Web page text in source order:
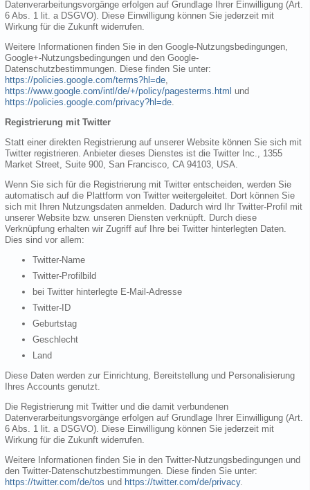
Datenverarbeitungsvorgänge erfolgen auf Grundlage Ihrer Einwilligung (Art.
6 Abs. 1 lit. a DSGVO). Diese Einwilligung können Sie jederzeit mit
Wirkung für die Zukunft widerrufen.
Weitere Informationen finden Sie in den Google-Nutzungsbedingungen,
Google+-Nutzungsbedingungen und den Google-
Datenschutzbestimmungen. Diese finden Sie unter:
https://policies.google.com/terms?hl=de,
https://www.google.com/intl/de/+/policy/pagesterms.html und
https://policies.google.com/privacy?hl=de.
Registrierung mit Twitter
Statt einer direkten Registrierung auf unserer Website können Sie sich mit
Twitter registrieren. Anbieter dieses Dienstes ist die Twitter Inc., 1355
Market Street, Suite 900, San Francisco, CA 94103, USA.
Wenn Sie sich für die Registrierung mit Twitter entscheiden, werden Sie
automatisch auf die Plattform von Twitter weitergeleitet. Dort können Sie
sich mit Ihren Nutzungsdaten anmelden. Dadurch wird Ihr Twitter-Profil mit
unserer Website bzw. unseren Diensten verknüpft. Durch diese
Verknüpfung erhalten wir Zugriff auf Ihre bei Twitter hinterlegten Daten.
Dies sind vor allem:
Twitter-Name
Twitter-Profilbild
bei Twitter hinterlegte E-Mail-Adresse
Twitter-ID
Geburtstag
Geschlecht
Land
Diese Daten werden zur Einrichtung, Bereitstellung und Personalisierung
Ihres Accounts genutzt.
Die Registrierung mit Twitter und die damit verbundenen
Datenverarbeitungsvorgänge erfolgen auf Grundlage Ihrer Einwilligung (Art.
6 Abs. 1 lit. a DSGVO). Diese Einwilligung können Sie jederzeit mit
Wirkung für die Zukunft widerrufen.
Weitere Informationen finden Sie in den Twitter-Nutzungsbedingungen und
den Twitter-Datenschutzbestimmungen. Diese finden Sie unter:
https://twitter.com/de/tos und https://twitter.com/de/privacy.